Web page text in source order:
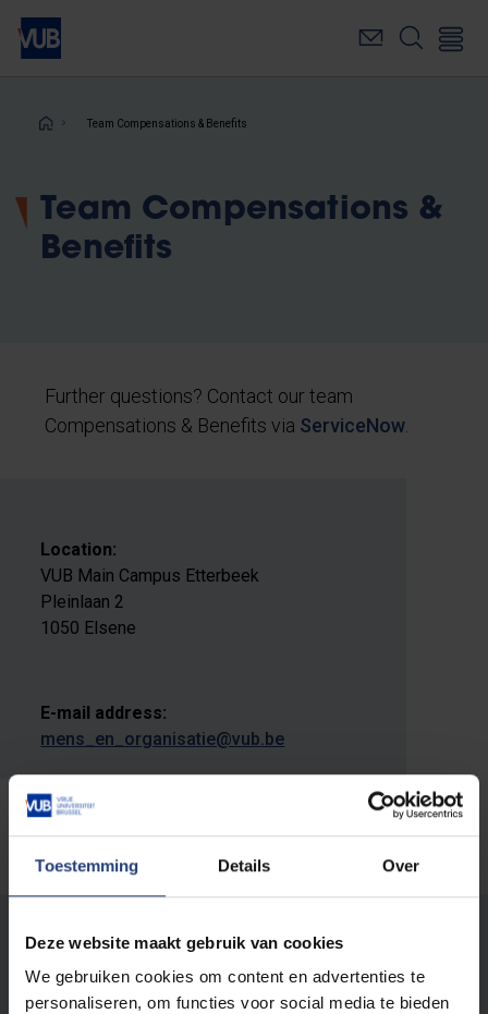
Toestemming Details Over
Deze website maakt gebruik van cookies
We gebruiken cookies om content en advertenties te
personaliseren, om functies voor social media te bieden
Skip
main
Breadcrumb
Team Compensations & Benefits
Team Compensations &
Benefits
Further questions? Contact our team
Compensations & Benefits via ServiceNow
Location:
VUB Main Campus Etterbeek
Pleinlaan 2
1050 Elsene
E-mail address:
mens_en_organisatie@vub.be
Let us know